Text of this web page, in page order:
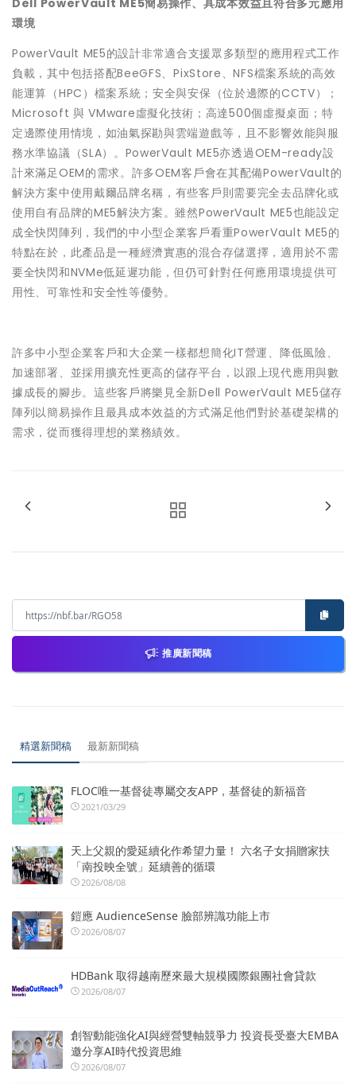
Dell PowerVault ME5簡易操作、具成本效益且符合多元應用
環境
PowerVault ME5的設計非常適合支援眾多類型的應用程式工作
負載，其中包括搭配BeeGFS、PixStore、NFS檔案系統的高效
能運算（HPC）檔案系統；安全與安保（位於邊際的CCTV）；
Microsoft 與 VMware虛擬化技術；高達500個虛擬桌面；特
定邊際使用情境，如油氣探勘與雲端遊戲等，且不影響效能與服
務水準協議（SLA）。PowerVault ME5亦透過OEM-ready設
計來滿足OEM的需求。許多OEM客戶會在其配備PowerVault的
解決方案中使用戴爾品牌名稱，有些客戶則需要完全去品牌化或
使用自有品牌的ME5解決方案。雖然PowerVault ME5也能設定
成全快閃陣列，我們的中小型企業客戶看重PowerVault ME5的
特點在於，此產品是一種經濟實惠的混合存儲選擇，適用於不需
要全快閃和NVMe低延遲功能，但仍可針對任何應用環境提供可
用性、可靠性和安全性等優勢。
許多中小型企業客戶和大企業一樣都想簡化IT營運、降低風險、
加速部署、並採用擴充性更高的儲存平台，以跟上現代應用與數
據成長的腳步。這些客戶將樂見全新Dell PowerVault ME5儲存
陣列以簡易操作且最具成本效益的方式滿足他們對於基礎架構的
需求，從而獲得理想的業務績效。
推廣新聞稿
精選新聞稿 最新新聞稿
FLOC唯一基督徒專屬交友APP，基督徒的新福音
2021/03/29
天上父親的愛延續化作希望力量！ 六名子女捐贈家扶
「南投映全號」延續善的循環
2026/08/08
鎧應 AudienceSense 臉部辨識功能上市
2026/08/07
HDBank 取得越南歷來最大規模國際銀團社會貸款
2026/08/07
創智動能強化AI與經營雙軸競爭力 投資長受臺大EMBA
邀分享AI時代投資思維
2026/08/07